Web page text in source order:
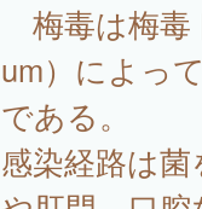
梅毒は梅毒
um）によっ
である。
感染経路は